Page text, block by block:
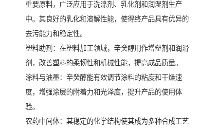
重要原料，广泛应用于洗涤剂、乳化剂和润湿剂生产
中。其良好的乳化和溶解性能，使得终产品具有优异的
去污能力和稳定性。
塑料助剂：在塑料加工领域，辛癸醇用作增塑剂和润滑
剂，改善塑料的柔韧性和机械性能，提高成品质量。
涂料与油墨：辛癸醇能有效调节涂料的粘度和干燥速
度，增强涂层的附着力和光泽度，提升产品的使用体
验。
农药中间体：其稳定的化学结构使其成为多种合成工艺